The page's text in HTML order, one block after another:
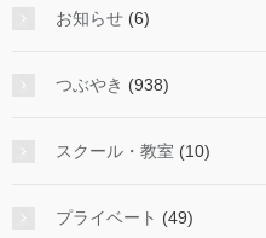
み
お知らせ (6)
つぶやき (938)
スクール・教室 (10)
プライベート (49)